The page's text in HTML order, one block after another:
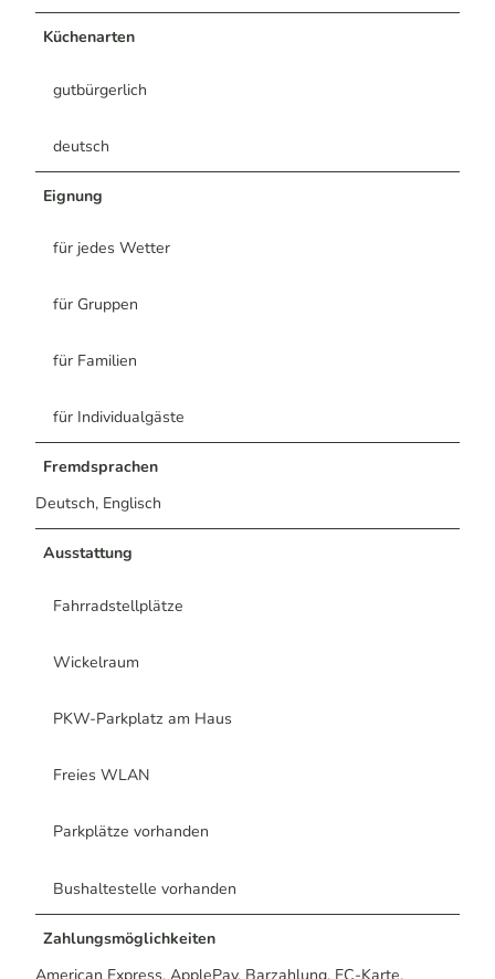
Küchenarten
gutbürgerlich
deutsch
Eignung
für jedes Wetter
für Gruppen
für Familien
für Individualgäste
Fremdsprachen
Deutsch, Englisch
Ausstattung
Fahrradstellplätze
Wickelraum
PKW-Parkplatz am Haus
Freies WLAN
Parkplätze vorhanden
Bushaltestelle vorhanden
Zahlungsmöglichkeiten
American Express, ApplePay, Barzahlung, EC-Karte,